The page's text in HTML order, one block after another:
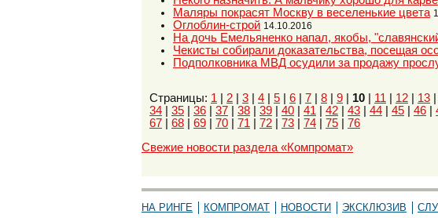
Маляры покрасят Москву в веселенькие цвета
Оглоблин-строй 14.10.2016
На дочь Емельяненко напал, якобы,
Чекисты собирали доказательства, посещая
Подполковника МВД осудили за продажу
Страницы: 1 2 3 4 5 6 7 8 9 10 11 12 13
34
35 36 37 38 39 40 41 42 43 44 45 46
67
68 69 70 71 72 73 74 75
76
Свежие новости раздела «Компромат»
НА РИНГЕ КОМПРОМАТ НОВОСТИ ЭКСКЛЮЗИВ